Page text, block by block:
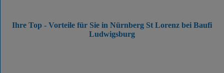
Ihre Top - Vorteile für Sie in Nürnberg St Lorenz bei Baufi
Ludwigsburg